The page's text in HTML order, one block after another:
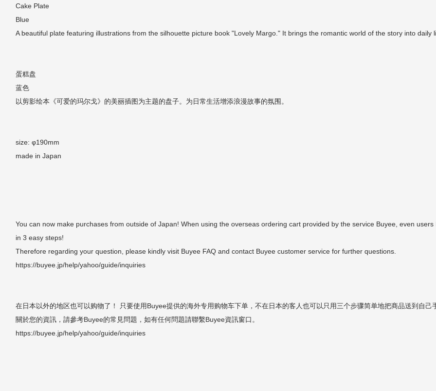
Cake Plate
Blue
A beautiful plate featuring illustrations from the silhouette picture book "Lovely Margo." It brings the romantic world of the story into daily
蛋糕盘
蓝色
以剪影绘本《可爱的玛尔戈》的美丽插图为主题的盘子。为日常生活增添浪漫故事的氛围。
size: φ190mm
made in Japan
You can now make purchases from outside of Japan! When using the overseas ordering cart provided by the service Buyee, even
in 3 easy steps!
Therefore regarding your question, please kindly visit Buyee FAQ and contact Buyee customer service for further questions.
https://buyee.jp/help/yahoo/guide/inquiries
在日本以外的地区也可以购物了！ 只要使用Buyee提供的海外专用购物车下单，不在日本的客人也可以只用三个步骤简单地把商品送到自己
關於您的資訊，請參考Buyee的常見問題，如有任何問題請聯繫Buyee資訊窗口。
https://buyee.jp/help/yahoo/guide/inquiries